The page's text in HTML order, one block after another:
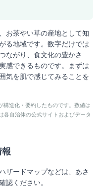
お茶やい草の産地として知
る地域です。数字だけでは
ながり、食文化の豊かさ
感できるものです。まずは
気を肌で感じてみることを
構造化・要約したものです。数値は
各自治体の公式サイトおよびデータ
ザードマップなどは、 あさ
認ください。